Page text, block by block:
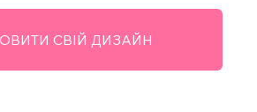
СВІЙ ДИЗАЙН